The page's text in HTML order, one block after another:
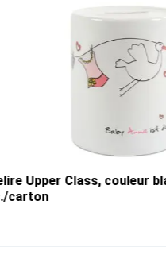
Upper Class, couleur
carton